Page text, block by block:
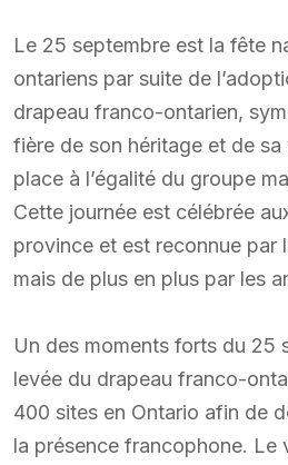
Le 25 septembre est la fête
ontariens par suite de
drapeau franco-ontarien,
fière de son héritage et de
place à l’égalité du groupe
Cette journée est célébrée
province et est reconnue par
mais de plus en plus par les
Un des moments forts du 25
levée du drapeau franco-
400 sites en Ontario afin de
la présence francophone. Le